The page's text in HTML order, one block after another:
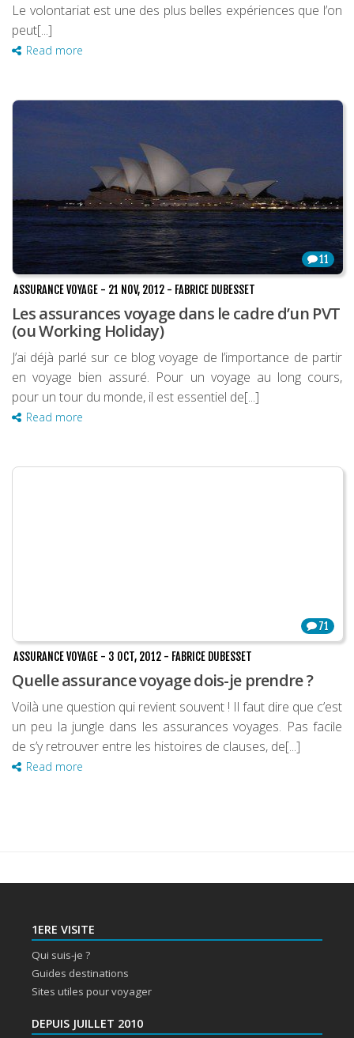
Le volontariat est une des plus belles expériences que l’on
peut[...]
Read more
11
ASSURANCE VOYAGE - 21 NOV, 2012 - FABRICE DUBESSET
Les assurances voyage dans le cadre d’un PVT
(ou Working Holiday)
J’ai déjà parlé sur ce blog voyage de l’importance de partir
en voyage bien assuré. Pour un voyage au long cours,
pour un tour du monde, il est essentiel de[...]
Read more
71
ASSURANCE VOYAGE - 3 OCT, 2012 - FABRICE DUBESSET
Quelle assurance voyage dois-je prendre ?
Voilà une question qui revient souvent ! Il faut dire que c’est
un peu la jungle dans les assurances voyages. Pas facile
de s’y retrouver entre les histoires de clauses, de[...]
Read more
1ERE VISITE
Qui suis-je ?
Guides destinations
Sites utiles pour voyager
DEPUIS JUILLET 2010